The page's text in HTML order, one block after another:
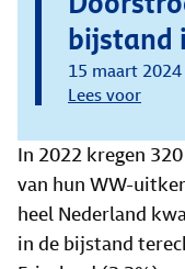
bijstand
15 maart 2024
Lees voor
In 2022 kregen
van hun WW-
heel Nederland
in de bijstand